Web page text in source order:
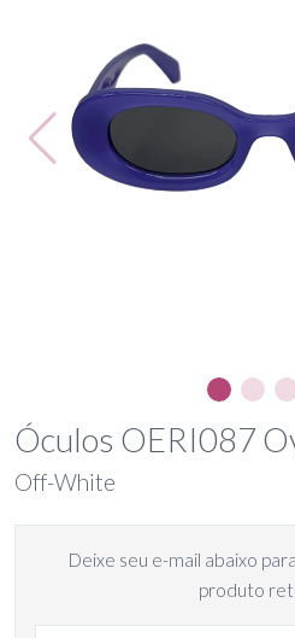
Óculos OERI087
Off-White
Deixe seu e-mail abaixo
produto